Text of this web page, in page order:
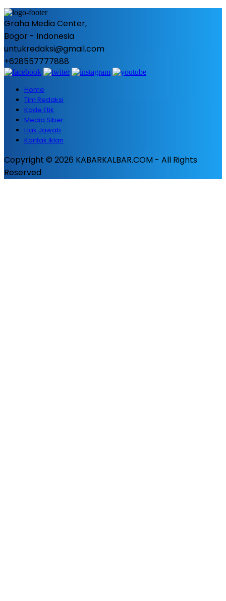
Graha Media Center,
Bogor - Indonesia
untukredaksi@gmail.com
+628557777888
Home
Tim Redaksi
Kode Etik
Media Siber
Hak Jawab
Kontak Iklan
Copyright © 2026 KABARKALBAR.COM - All Rights
Reserved